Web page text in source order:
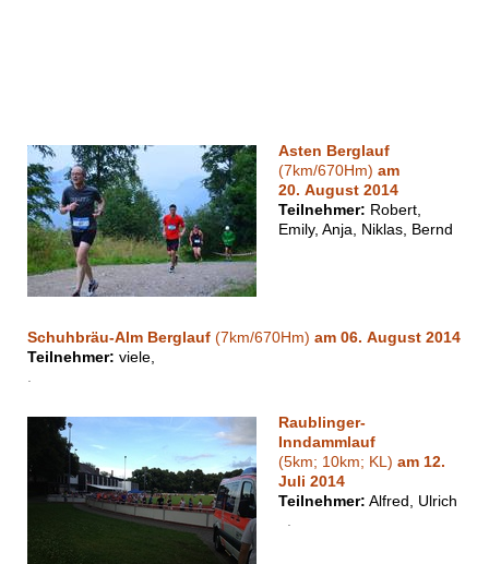
Asten Berglauf
(7km/670Hm) am
20. August 2014
Teilnehmer: Robert,
Emily, Anja, Niklas, Bernd
Schuhbräu-Alm Berglauf (7km/670Hm) am 06. August 2014
Teilnehmer: viele,
.
Raublinger-
Inndammlauf
(5km; 10km; KL) am 12.
Juli 2014
Teilnehmer: Alfred, Ulrich
.